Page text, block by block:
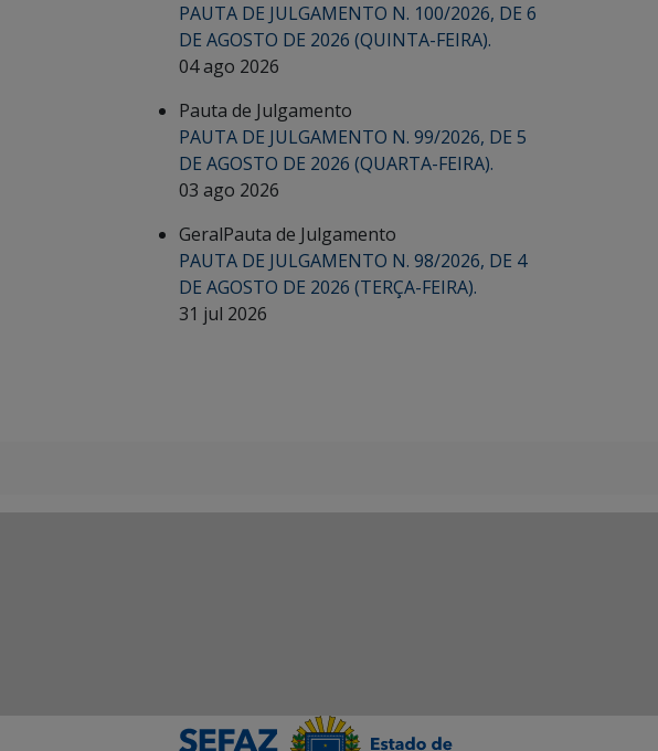
PAUTA DE JULGAMENTO N. 100/2026, DE 6
DE AGOSTO DE 2026 (QUINTA-FEIRA).
04 ago 2026
Pauta de Julgamento
PAUTA DE JULGAMENTO N. 99/2026, DE 5
DE AGOSTO DE 2026 (QUARTA-FEIRA).
03 ago 2026
GeralPauta de Julgamento
PAUTA DE JULGAMENTO N. 98/2026, DE 4
DE AGOSTO DE 2026 (TERÇA-FEIRA).
31 jul 2026